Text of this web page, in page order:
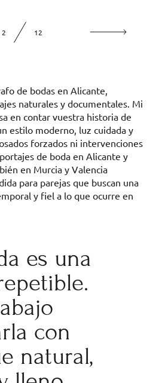
2 12
de bodas en Alicante,
naturales y documentales. Mi
en contar vuestra historia de
estilo moderno, luz cuidada y
forzados ni intervenciones
de boda en Alicante y
en Murcia y Valencia
para parejas que buscan una
y fiel a lo que ocurre en
es una
con
natural,